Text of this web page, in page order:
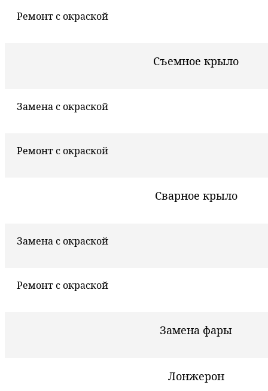
Ремонт с окраской
Съемное крыло
Замена с окраской
Ремонт с окраской
Сварное крыло
Замена с окраской
Ремонт с окраской
Замена фары
Лонжерон